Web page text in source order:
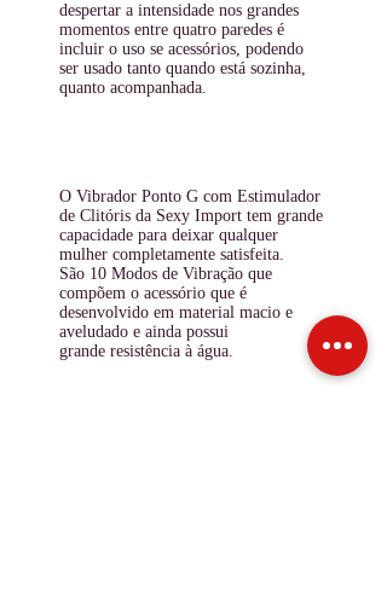
despertar a intensidade nos grandes
momentos entre quatro paredes é
incluir o uso se acessórios, podendo
ser usado tanto quando está sozinha,
quanto acompanhada.
O Vibrador Ponto G com Estimulador
de Clitóris da Sexy Import tem grande
capacidade para deixar qualquer
mulher completamente satisfeita.
São 10 Modos de Vibração que
compõem o acessório que é
desenvolvido em material macio e
aveludado e ainda possui
grande resistência à água.